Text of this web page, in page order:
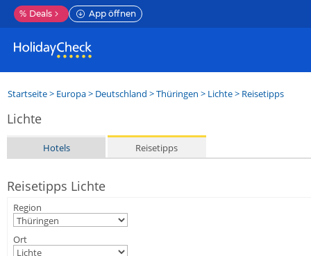
% Deals App öffnen
Startseite> Europa> Deutschland >Thüringen > Lichte> Reisetipps
Lichte
Hotels Reisetipps
Reisetipps Lichte
Region
Ort